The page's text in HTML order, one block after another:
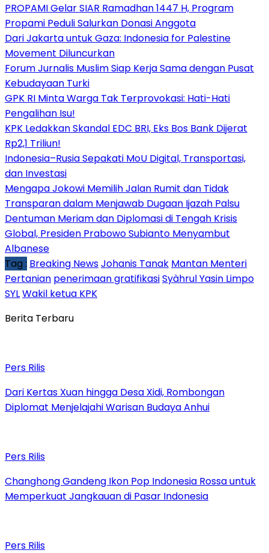
PROPAMI Gelar SIAR Ramadhan 1447 H, Program
Propami Peduli Salurkan Donasi Anggota
Dari Jakarta untuk Gaza: Indonesia for Palestine
Movement Diluncurkan
Forum Jurnalis Muslim Siap Kerja Sama dengan Pusat
Kebudayaan Turki
GPK RI Minta Warga Tak Terprovokasi: Hati-Hati
Pengalihan Isu!
KPK Ledakkan Skandal EDC BRI, Eks Bos Bank Dijerat
Rp2,1 Triliun!
Indonesia–Rusia Sepakati MoU Digital, Transportasi,
dan Investasi
Mengapa Jokowi Memilih Jalan Rumit dan Tidak
Transparan dalam Menjawab Dugaan Ijazah Palsu
Dentuman Meriam dan Diplomasi di Tengah Krisis
Global, Presiden Prabowo Subianto Menyambut
Albanese
Tag : Breaking NewsJohanis Tanak Mantan Menteri
Pertanian penerimaan gratifikasiSyàhrul Yasin Limpo
SYLWakil ketua KPK
Berita Terbaru
Pers Rilis
Dari Kertas Xuan hingga Desa Xidi, Rombongan
Diplomat Menjelajahi Warisan Budaya Anhui
Pers Rilis
Changhong Gandeng Ikon Pop Indonesia Rossa untuk
Memperkuat Jangkauan di Pasar Indonesia
Pers Rilis